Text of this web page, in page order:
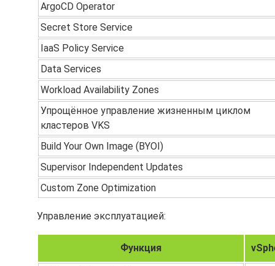
ArgoCD Operator
Secret Store Service
IaaS Policy Service
Data Services
Workload Availability Zones
Упрощённое управление жизненным циклом
кластеров VKS
Build Your Own Image (BYOI)
Supervisor Independent Updates
Custom Zone Optimization
Управление эксплуатацией:
Функция